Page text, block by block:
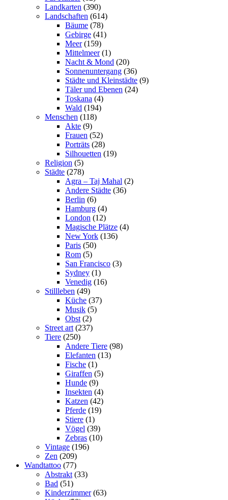
Landkarten (390)
Landschaften (614)
Bäume (78)
Gebirge (41)
Meer (159)
Mittelmeer (1)
Nacht & Mond (20)
Sonnenuntergang (36)
Städte und Kleinstädte (9)
Täler und Ebenen (24)
Toskana (4)
Wald (194)
Menschen (118)
Akte (9)
Frauen (52)
Porträts (28)
Silhouetten (19)
Religion (5)
Städte (278)
Agra – Taj Mahal (2)
Andere Städte (36)
Berlin (6)
Hamburg (4)
London (12)
Magische Plätze (4)
New York (136)
Paris (50)
Rom (5)
San Francisco (3)
Sydney (1)
Venedig (16)
Stillleben (49)
Küche (37)
Musik (5)
Obst (2)
Street art (237)
Tiere (250)
Andere Tiere (98)
Elefanten (13)
Fische (1)
Giraffen (5)
Hunde (9)
Insekten (4)
Katzen (42)
Pferde (19)
Stiere (1)
Vögel (39)
Zebras (10)
Vintage (196)
Zen (209)
Wandtattoo (77)
Abstrakt (33)
Bad (51)
Kinderzimmer (63)